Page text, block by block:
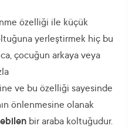
özelliği ile küçük
yerleştirmek hiç bu
çocuğun arkaya veya
ve bu özelliği sayesinde
önlenmesine olanak
bir araba koltuğudur.